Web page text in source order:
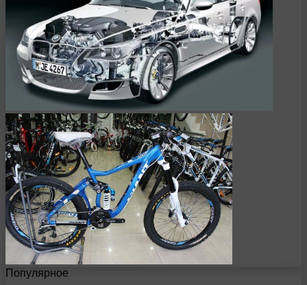
Популярное